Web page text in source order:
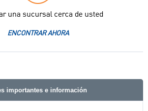
una sucursal cerca de usted
ENCONTRAR AHORA
importantes e información